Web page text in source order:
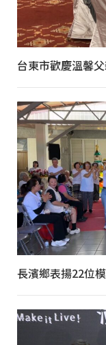
台東市歡慶溫馨
長濱鄉表揚22位